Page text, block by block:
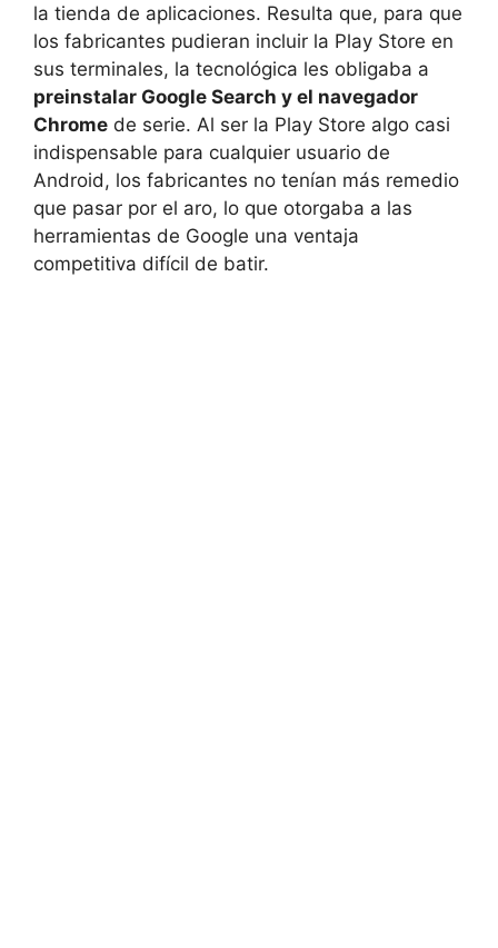
la tienda de aplicaciones. Resulta que, para que
los fabricantes pudieran incluir la Play Store en
sus terminales, la tecnológica les obligaba a
preinstalar Google Search y el navegador
Chrome de serie. Al ser la Play Store algo casi
indispensable para cualquier usuario de
Android, los fabricantes no tenían más remedio
que pasar por el aro, lo que otorgaba a las
herramientas de Google una ventaja
competitiva difícil de batir.